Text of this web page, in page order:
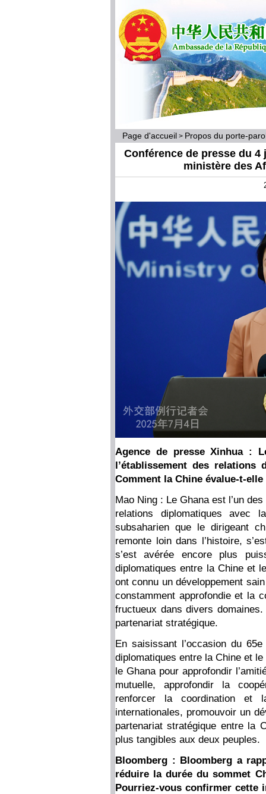
Page d'accueil > Propos du porte-
Conférence de presse du
ministère des
Agence de presse Xinhua :
l’établissement des
Comment la Chine évalue-t-
Mao Ning : Le Ghana est l’un
relations diplomatiques avec
subsaharien que le dirigeant
remonte loin dans l’histoire,
s’est avérée encore plus
diplomatiques entre la Chine et
ont connu un développement
constamment approfondie et la
fructueux dans divers
partenariat stratégique.
En saisissant l’occasion du
diplomatiques entre la Chine et
le Ghana pour approfondir
mutuelle, approfondir la
renforcer la coordination et
internationales, promouvoir un
partenariat stratégique entre la
plus tangibles aux deux peuples.
Bloomberg : Bloomberg a
réduire la durée du sommet
Pourriez-vous confirmer cette